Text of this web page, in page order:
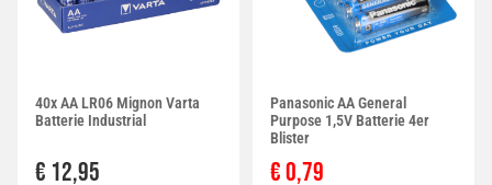
40x AA LR06 Mignon Varta
Batterie Industrial
€ 12,95
Panasonic AA General
Purpose 1,5V Batterie 4er
Blister
€ 0,79